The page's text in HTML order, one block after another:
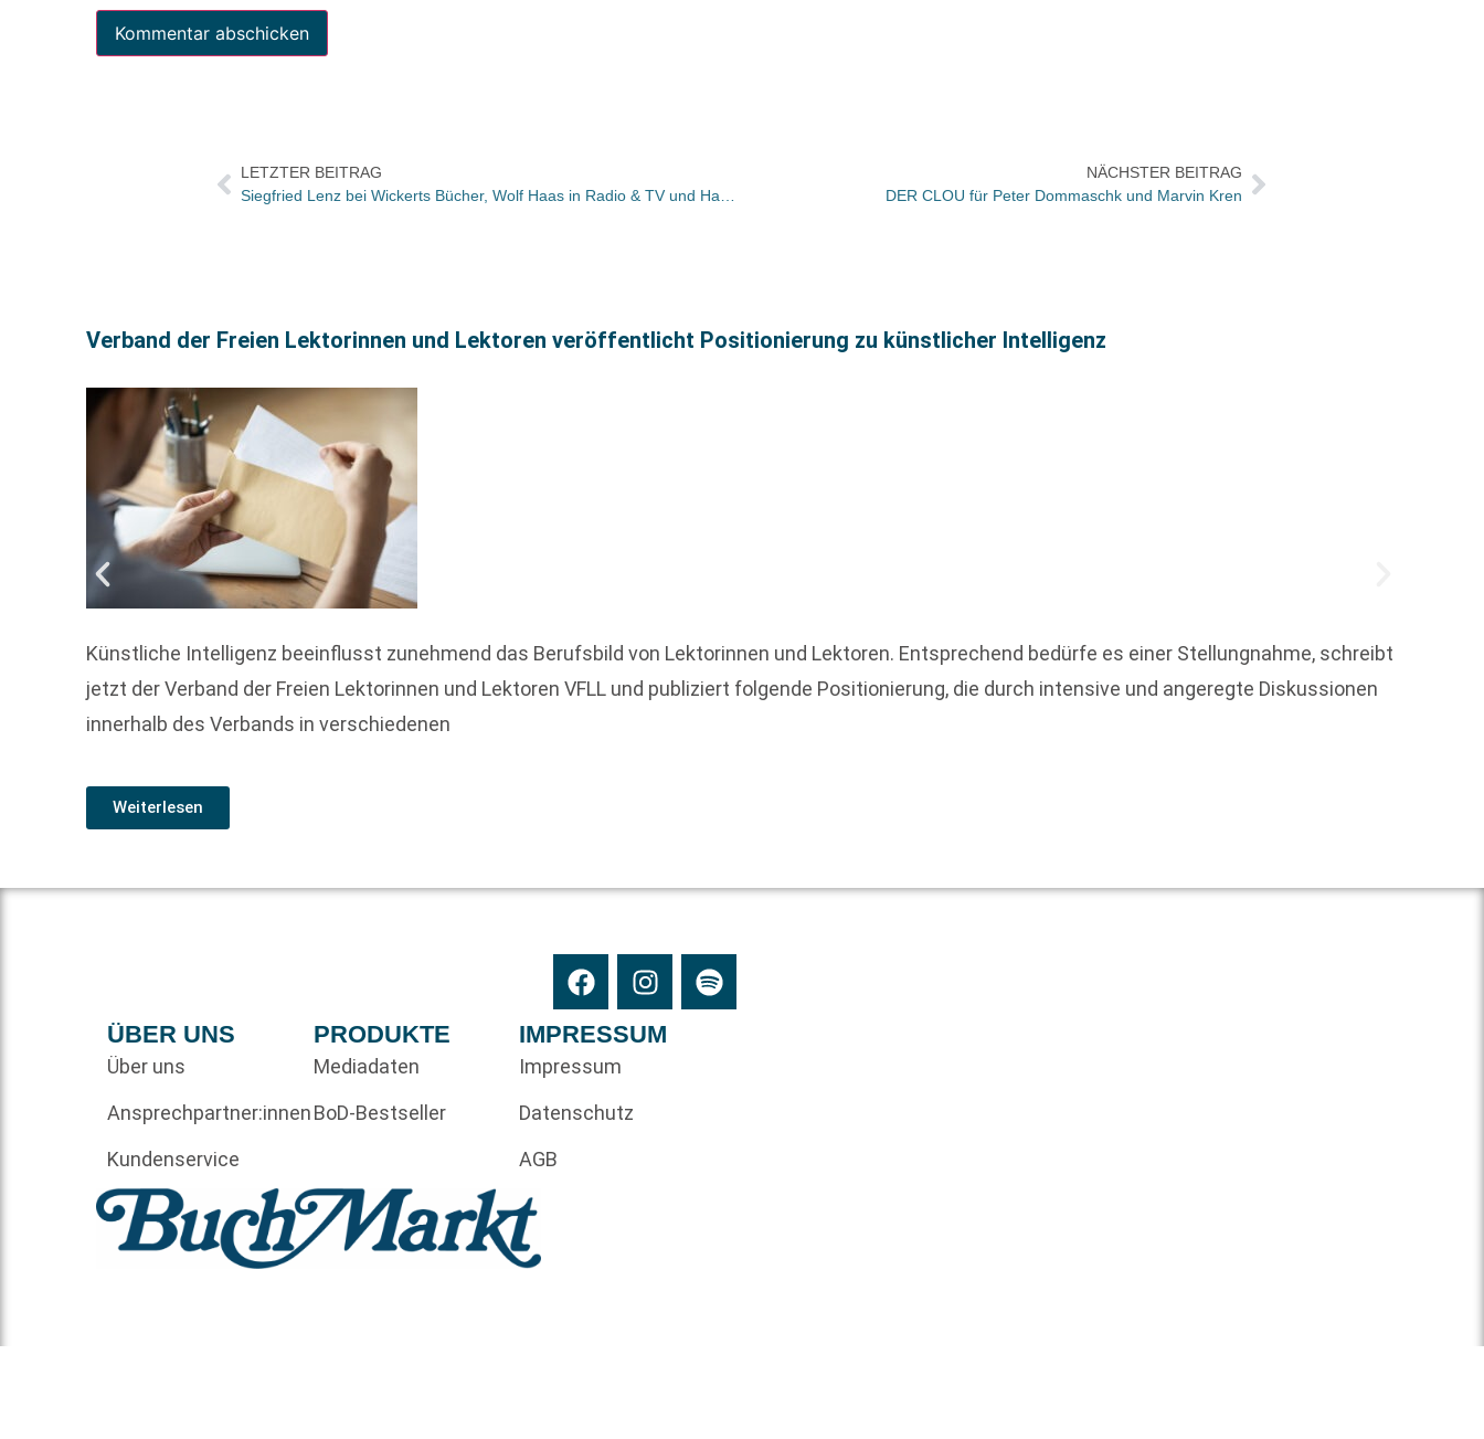
LETZTER BEITRAG
NÄCHSTER BEITRAG
DER CLOU für Peter Dommaschk und Marvin Kren
Verband der Freien Lektorinnen und Lektoren veröffentlicht Positionierung zu künstlicher Intelligenz
Künstliche Intelligenz beeinflusst zunehmend das Berufsbild von Lektorinnen und Lektoren. Entsprechend bedürfe es einer Stellungnahme, schreibt
jetzt der Verband der Freien Lektorinnen und Lektoren VFLL und publiziert folgende Positionierung, die durch intensive und angeregte Diskussionen
innerhalb des Verbands in verschiedenen
Weiterlesen
ÜBER UNS
Über uns
Ansprechpartner:innen
Kundenservice
PRODUKTE
Mediadaten
BoD-Bestseller
IMPRESSUM
Impressum
Datenschutz
AGB